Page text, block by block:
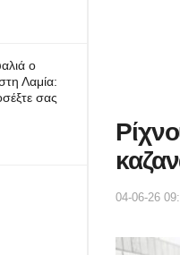
ο
Λαμία:
σας
04-06-26